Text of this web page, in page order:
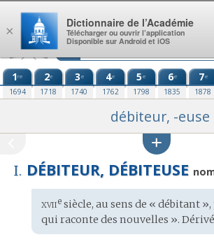
Aller au contenu
1re
1694
2e
1718
3e
1740
4e
1762
5e
1798
6e
1835
7e
1878
débiteur, -euse
I. DÉBITEUR, DÉBITEUSE
Étymologie
:
xviiesiècle, au sens de « débitant
qui raconte des nouvelles ».
×
Dictionnaire de l’Académie
Télécharger ou ouvrir l’application
Disponible sur Android et iOS